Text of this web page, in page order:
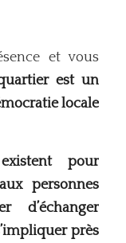
et vous
est un
locale
pour
personnes
d’échanger
près